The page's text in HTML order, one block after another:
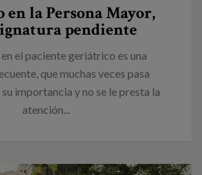
la Persona Mayor,
pendiente
el paciente geriátrico es una
que muchas veces pasa
importancia y no se le presta la
atención...